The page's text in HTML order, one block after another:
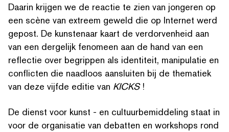
ZOEK OP TREFWOORDEN
Daarin krijgen we de reactie te zien van jongeren op
een scène van extreem geweld die op Internet werd
gepost. De kunstenaar kaart de ver­dor­ven­heid aan
van een dergelijk fenomeen aan de hand van een
reflectie over begrippen als identiteit, manipulatie en
conflicten die naadloos aansluiten bij de thematiek
van deze vijfde editie van KICKS!
De dienst voor kunst - en cul­tu­urbe­mid­del­ing staat in
voor de organisatie van debatten en workshops rond